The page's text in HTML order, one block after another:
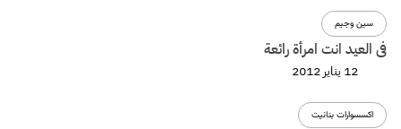
سين وجيم
فى العيد انت امرأة رائعة
12 يناير 2012
اكسسوارات بنانيت